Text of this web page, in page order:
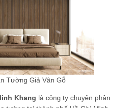
Tường Giả Vân Gỗ
Khang là công ty chuyên phân